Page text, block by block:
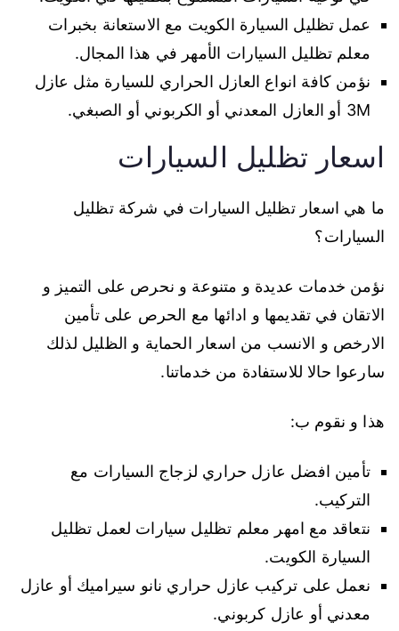
عمل تظليل السيارة الكويت مع الاستعانة بخبرات
معلم تظليل السيارات الأمهر في هذا المجال.
نؤمن كافة انواع العازل الحراري للسيارة مثل عازل
3M أو العازل المعدني أو الكربوني أو الصبغي.
اسعار تظليل السيارات
ما هي اسعار تظليل السيارات في شركة تظليل
السيارات؟
نؤمن خدمات عديدة و متنوعة و نحرص على التميز و
الاتقان في تقديمها و ادائها مع الحرص على تأمين
الارخص و الانسب من اسعار الحماية و الظليل لذلك
سارعوا حالا للاستفادة من خدماتنا.
هذا و نقوم ب:
تأمين افضل عازل حراري لزجاج السيارات مع
التركيب.
نتعاقد مع امهر معلم تظليل سيارات لعمل تظليل
السيارة الكويت.
نعمل على تركيب عازل حراري نانو سيراميك أو عازل
معدني أو عازل كربوني.